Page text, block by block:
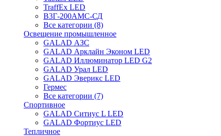
TraffEx LED
В3Г-200АМС-СД
Все категории (8)
Освещение промышленное
GALAD АЗС
GALAD Арклайн Эконом LED
GALAD Иллюминатор LED G2
GALAD Урал LED
GALAD Эверикс LED
Гермес
Все категории (7)
Спортивное
GALAD Ситиус L LED
GALAD Фортиус LED
Тепличное